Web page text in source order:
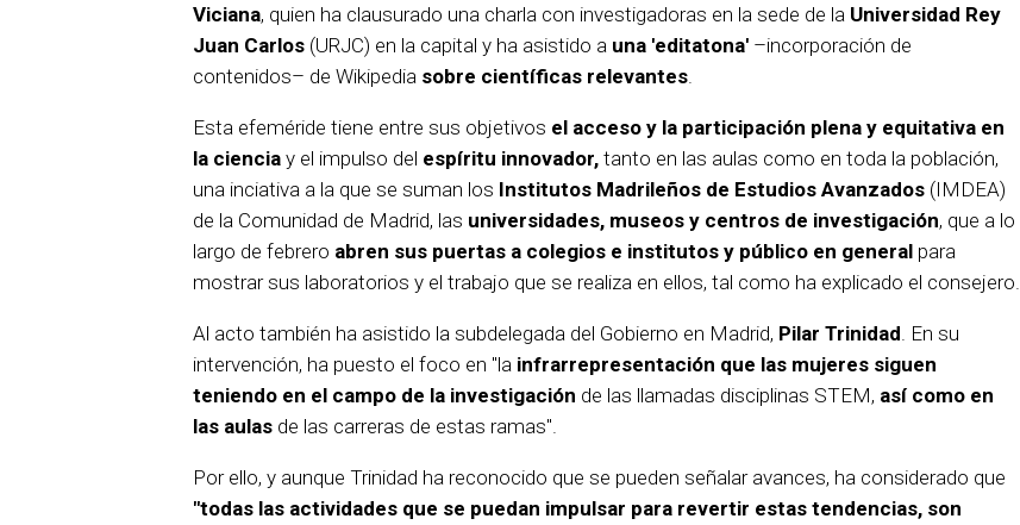
Viciana, quien ha clausurado una charla con investigadoras en la sede de la Universidad Rey
Juan Carlos (URJC) en la capital y ha asistido a una 'editatona' –incorporación de
contenidos– de Wikipedia sobre científicas relevantes.
Esta efeméride tiene entre sus objetivos el acceso y la participación plena y equitativa en
la ciencia y el impulso del espíritu innovador, tanto en las aulas como en toda la población,
una inciativa a la que se suman los Institutos Madrileños de Estudios Avanzados (IMDEA)
de la Comunidad de Madrid, las universidades, museos y centros de investigación, que a lo
largo de febrero abren sus puertas a colegios e institutos y público en general para
mostrar sus laboratorios y el trabajo que se realiza en ellos, tal como ha explicado el consejero.
Al acto también ha asistido la subdelegada del Gobierno en Madrid, Pilar Trinidad. En su
intervención, ha puesto el foco en "la infrarrepresentación que las mujeres siguen
teniendo en el campo de la investigación de las llamadas disciplinas STEM, así como en
las aulas de las carreras de estas ramas".
Por ello, y aunque Trinidad ha reconocido que se pueden señalar avances, ha considerado que
"todas las actividades que se puedan impulsar para revertir estas tendencias, son